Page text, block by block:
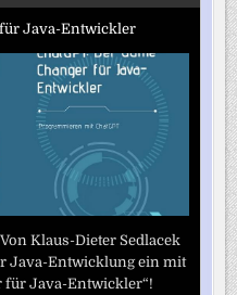
für Java-Entwickler
Klaus-Dieter Sedlacek
Java-Entwicklung ein mit
für Java-Entwickler“!